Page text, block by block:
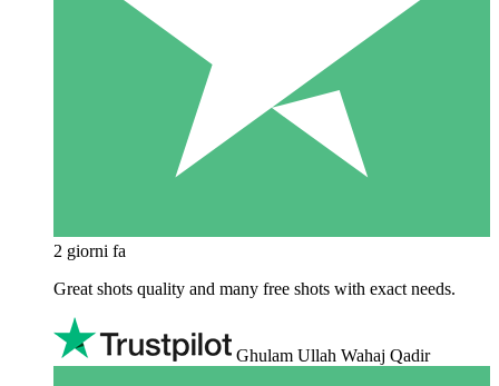
2 giorni fa
Great shots quality and many free shots with exact needs.
Ghulam Ullah Wahaj Qadir